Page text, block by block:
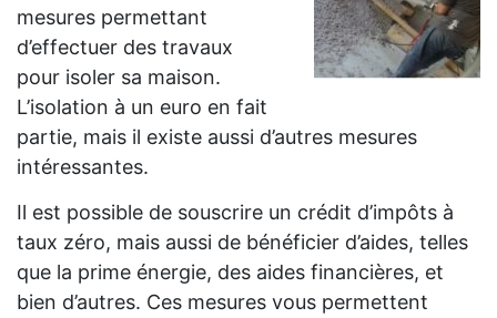
mesures permettant
d’effectuer des travaux
pour isoler sa maison.
L’isolation à un euro en fait
partie, mais il existe aussi d’autres mesures
intéressantes.
Il est possible de souscrire un crédit d’impôts à
taux zéro, mais aussi de bénéficier d’aides, telles
que la prime énergie, des aides financières, et
bien d’autres. Ces mesures vous permettent